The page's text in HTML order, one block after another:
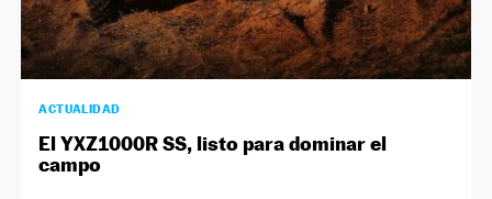
ACTUALIDAD
El YXZ1000R SS, listo para dominar el
campo